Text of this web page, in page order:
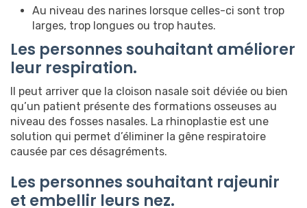
Au niveau des narines lorsque celles-ci sont trop
larges, trop longues ou trop hautes.
Les personnes souhaitant améliorer
leur respiration.
Il peut arriver que la cloison nasale soit déviée ou bien
qu’un patient présente des formations osseuses au
niveau des fosses nasales. La rhinoplastie est une
solution qui permet d’éliminer la gêne respiratoire
causée par ces désagréments.
Les personnes souhaitant rajeunir
et embellir leurs nez.